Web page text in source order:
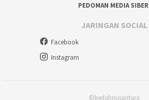
PEDOMAN MEDIA SIBER
JARINGAN SOCIAL
Facebook
Instagram
©bedahnusantara